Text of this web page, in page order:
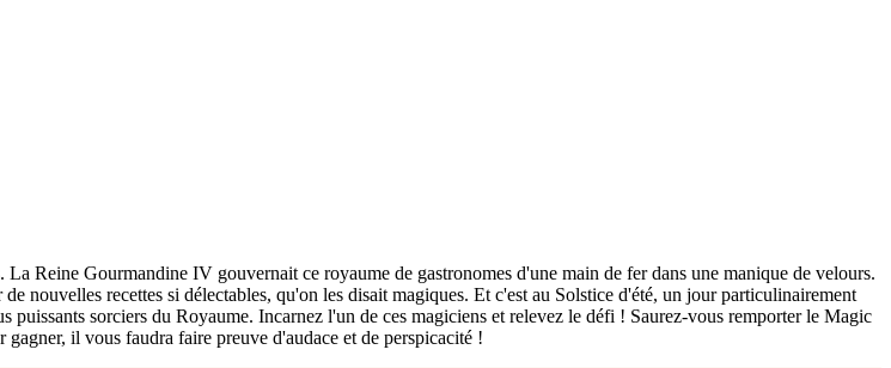
Reine Gourmandine IV gouvernait ce royaume de gastronomes d'une main de fer dans une manique de velours.
nouvelles recettes si délectables, qu'on les disait magiques. Et c'est au Solstice d'été, un jour particulinairement
sorciers du Royaume. Incarnez l'un de ces magiciens et relevez le défi ! Saurez-vous remporter le Magic
il vous faudra faire preuve d'audace et de perspicacité !